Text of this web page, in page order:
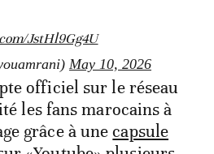
JstHl9Gg4U
May 10, 2026
officiel sur le réseau
les fans marocains à
grâce à unecapsule